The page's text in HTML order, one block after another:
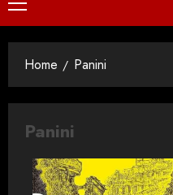
Home Panini
Panini